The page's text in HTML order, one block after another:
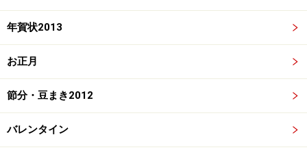
年賀状2013
お正月
節分・豆まき2012
バレンタイン